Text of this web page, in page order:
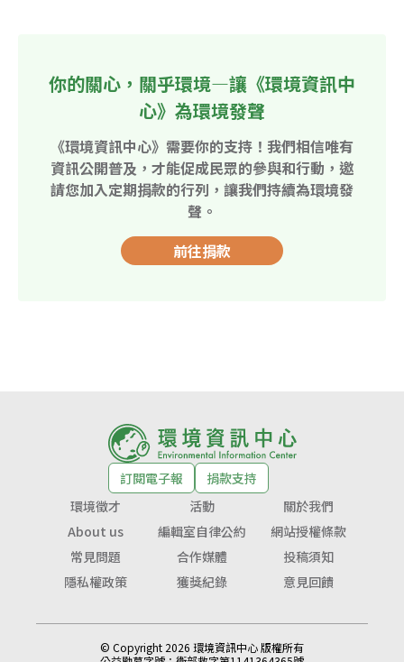
你的關心，關乎環境—讓《環境資訊中
心》為環境發聲
《環境資訊中心》需要你的支持！我們相信唯有
資訊公開普及，才能促成民眾的參與和行動，邀
請您加入定期捐款的行列，讓我們持續為環境發
聲。
前往捐款
訂閱電子報
捐款支持
環境徵才
活動
關於我們
About us
編輯室自律公約
網站授權條款
常見問題
合作媒體
投稿須知
隱私權政策
獲獎紀錄 意見回饋
© Copyright 2026 環境資訊中心 版權所有